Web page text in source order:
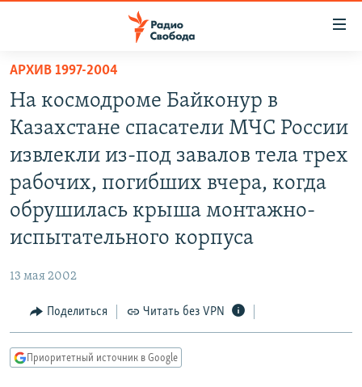
упрощенного
доступа
Вернуться
основному
содержанию
Вернутся
главной
Вернутся
поиску
ЦИТАТЫ СВОБОДЫ
МНЕНИЯ
КУЛЬТУРА
СЕВЕР.РЕАЛИИ
СИБИРЬ.РЕАЛИИ
АРХИВ 1997-2004
На космодроме Байконур в
Казахстане спасатели МЧС России
извлекли из-под завалов тела трех
рабочих, погибших вчера, когда
обрушилась крыша монтажно-
испытательного корпуса
13 мая 2002
Поделиться Читать без VPN
Приоритетный источник в Google